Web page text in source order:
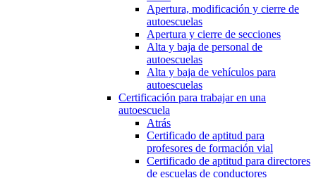
Apertura, modificación y cierre de
autoescuelas
Apertura y cierre de secciones
Alta y baja de personal de
autoescuelas
Alta y baja de vehículos para
autoescuelas
Certificación para trabajar en una
autoescuela
Atrás
Certificado de aptitud para
profesores de formación vial
Certificado de aptitud para directores
de escuelas de conductores